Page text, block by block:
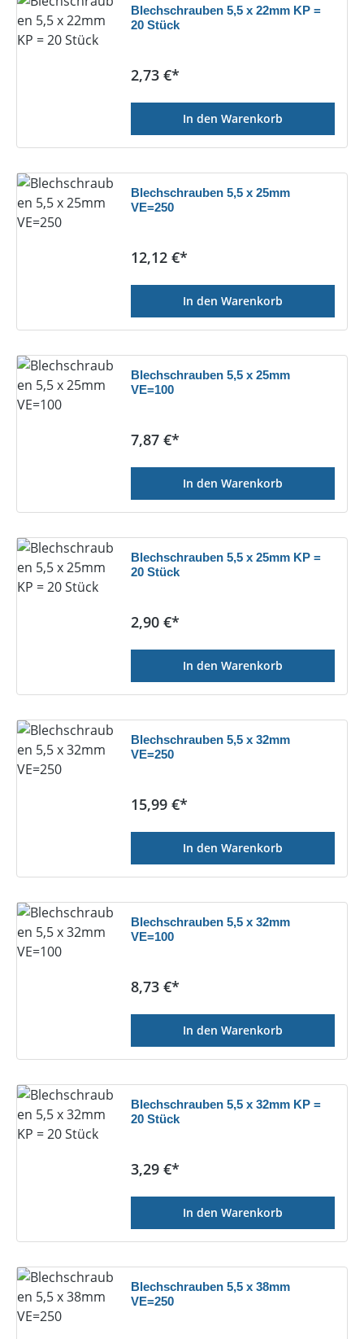
Blechschrauben 5,5 x 22mm KP =
20 Stück
Regulärer Preis:
2,73 €*
In den Warenkorb
Blechschrauben 5,5 x 25mm
VE=250
Regulärer Preis:
12,12 €*
In den Warenkorb
Blechschrauben 5,5 x 25mm
VE=100
Regulärer Preis:
7,87 €*
In den Warenkorb
Blechschrauben 5,5 x 25mm KP =
20 Stück
Regulärer Preis:
2,90 €*
In den Warenkorb
Blechschrauben 5,5 x 32mm
VE=250
Regulärer Preis:
15,99 €*
In den Warenkorb
Blechschrauben 5,5 x 32mm
VE=100
Regulärer Preis:
8,73 €*
In den Warenkorb
Blechschrauben 5,5 x 32mm KP =
20 Stück
Regulärer Preis:
3,29 €*
In den Warenkorb
Blechschrauben 5,5 x 38mm
VE=250